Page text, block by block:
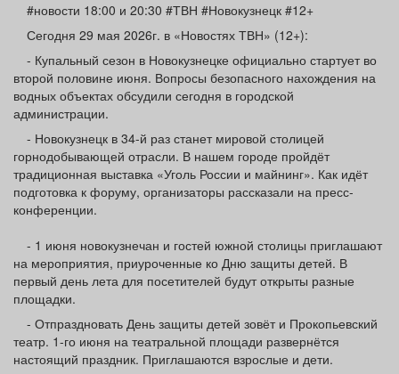
#новости 18:00 и 20:30 #ТВН #Новокузнецк #12+
Сегодня 29 мая 2026г. в «Новостях ТВН» (12+):
- Купальный сезон в Новокузнецке официально стартует во
второй половине июня. Вопросы безопасного нахождения на
водных объектах обсудили сегодня в городской
администрации.
- Новокузнецк в 34-й раз станет мировой столицей
горнодобывающей отрасли. В нашем городе пройдёт
традиционная выставка «Уголь России и майнинг». Как идёт
подготовка к форуму, организаторы рассказали на пресс-
конференции.
- 1 июня новокузнечан и гостей южной столицы приглашают
на мероприятия, приуроченные ко Дню защиты детей. В
первый день лета для посетителей будут открыты разные
площадки.
- Отпраздновать День защиты детей зовёт и Прокопьевский
театр. 1-го июня на театральной площади развернётся
настоящий праздник. Приглашаются взрослые и дети.